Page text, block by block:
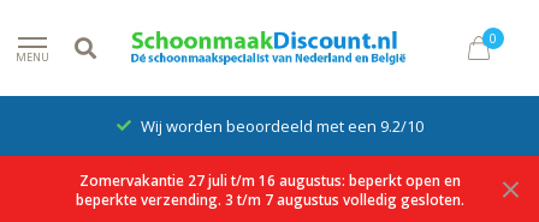
MENU
0
Wij worden beoordeeld met een 9.2/10
Zomervakantie 27 juli t/m 16 augustus: beperkt open en
beperkte verzending. 3 t/m 7 augustus volledig gesloten.